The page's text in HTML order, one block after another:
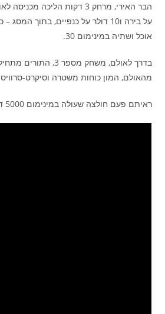
אוכל ושתיה במינימום 30.
מהאולם, המון כוחות משטרה וסיקרט-סרוויס
ראיתם פעם חולצה שעולה במינימום 5000 דולר? הנה אחת לפניכם.